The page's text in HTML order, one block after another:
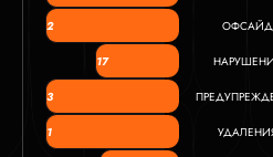
2 ОФСАЙД
17
3
1